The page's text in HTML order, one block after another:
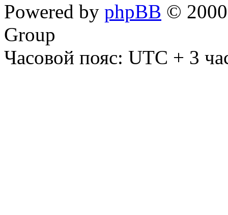
Powered by phpBB ©
Group
Часовой пояс: UTC + 3